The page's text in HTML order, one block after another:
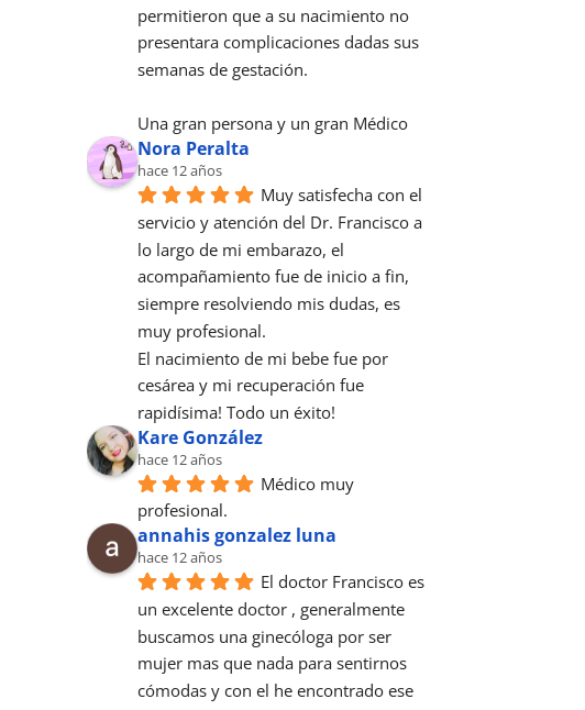
permitieron que a su nacimiento no
presentara complicaciones dadas sus
semanas de gestación.
Una gran persona y un gran Médico
Nora Peralta
hace 12 años
Muy satisfecha con el
servicio y atención del Dr. Francisco a
lo largo de mi embarazo, el
acompañamiento fue de inicio a fin,
siempre resolviendo mis dudas, es
muy profesional.
El nacimiento de mi bebe fue por
cesárea y mi recuperación fue
rapidísima! Todo un éxito!
Kare González
hace 12 años
Médico muy
profesional.
annahis gonzalez luna
hace 12 años
El doctor Francisco es
un excelente doctor , generalmente
buscamos una ginecóloga por ser
mujer mas que nada para sentirnos
cómodas y con el he encontrado ese